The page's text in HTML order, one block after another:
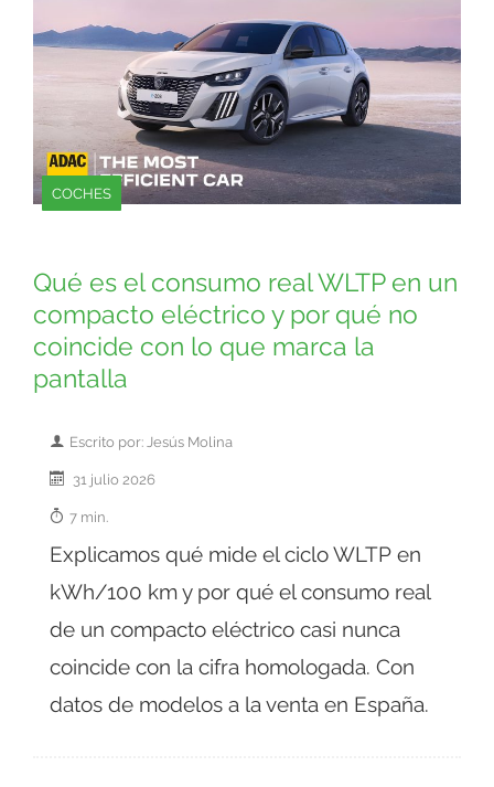
COCHES
Qué es el consumo real WLTP en un
compacto eléctrico y por qué no
coincide con lo que marca la
pantalla
Escrito por: Jesús Molina
31 julio 2026
7 min.
Explicamos qué mide el ciclo WLTP en
kWh/100 km y por qué el consumo real
de un compacto eléctrico casi nunca
coincide con la cifra homologada. Con
datos de modelos a la venta en España.